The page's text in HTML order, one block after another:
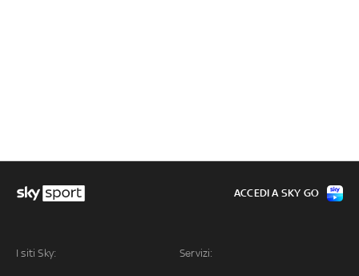
I siti Sky: Servizi:
ACCEDI A SKY GO